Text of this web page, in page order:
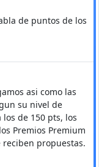
de puntos de los
asi como las
su nivel de
de 150 pts, los
Premios Premium
propuestas.